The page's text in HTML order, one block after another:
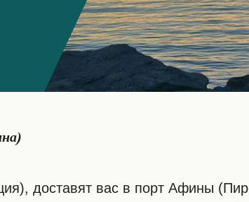
доставят вас в порт Афины